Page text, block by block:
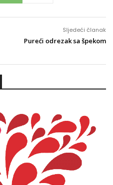
Sljedeći članak
Pureći odrezak sa špekom